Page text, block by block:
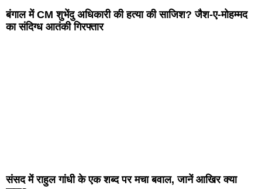
बंगाल में CM शुभेंदु अधिकारी की हत्या की साजिश? जैश-ए-मोहम्मद
का संदिग्ध आतंकी गिरफ्तार
संसद में राहुल गांधी के एक शब्द पर मचा बवाल, जानें आखिर क्या